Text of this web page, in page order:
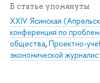
В статье упомянуты
XXIV Ясинская
конференция по
общества,Проектно-
экономической